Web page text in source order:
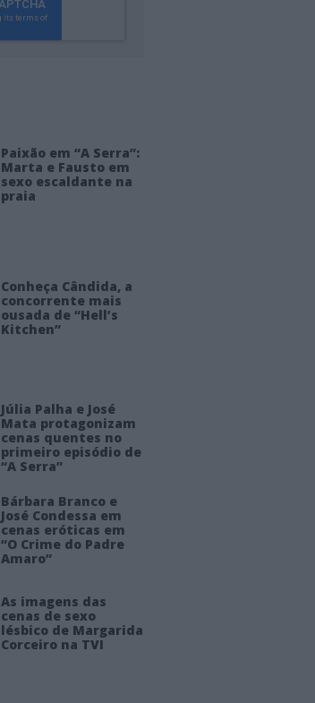
Paixão em “A Serra”:
Marta e Fausto em
sexo escaldante na
praia
Conheça Cândida, a
concorrente mais
ousada de “Hell’s
Kitchen”
Júlia Palha e José
Mata protagonizam
cenas quentes no
primeiro episódio de
“A Serra”
Bárbara Branco e
José Condessa em
cenas eróticas em
“O Crime do Padre
Amaro”
As imagens das
cenas de sexo
lésbico de Margarida
Corceiro na TVI